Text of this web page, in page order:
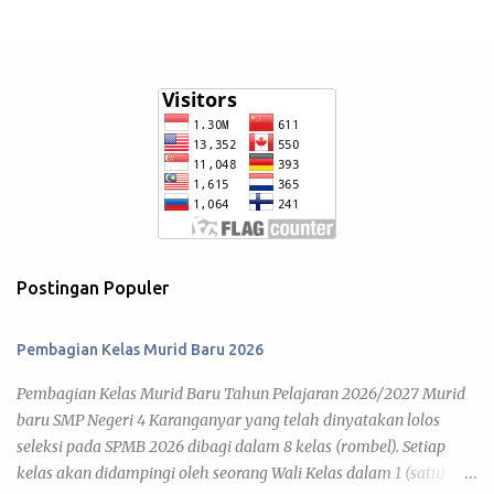
Postingan Populer
Pembagian Kelas Murid Baru 2026
Pembagian Kelas Murid Baru Tahun Pelajaran 2026/2027 Murid
baru SMP Negeri 4 Karanganyar yang telah dinyatakan lolos
seleksi pada SPMB 2026 dibagi dalam 8 kelas (rombel). Setiap
kelas akan didampingi oleh seorang Wali Kelas dalam 1 (satu)